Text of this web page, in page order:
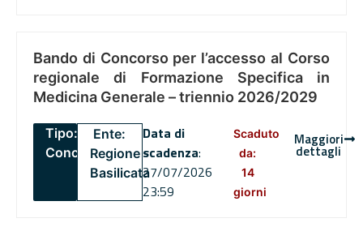
Bando di Concorso per l’accesso al Corso
regionale di Formazione Specifica in
Medicina Generale – triennio 2026/2029
Tipo:
Concorsi
Ente:
Regione
Basilicata
Data di
scadenza:
27/07/2026
23:59
Scaduto
da:
14
giorni
Maggiori
dettagli